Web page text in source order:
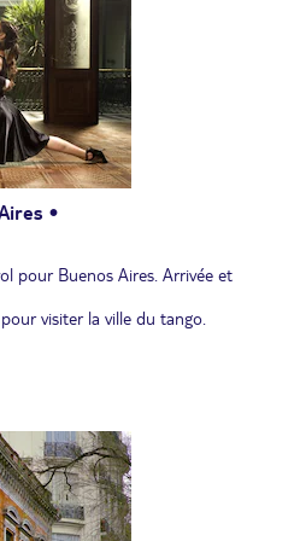
•
pour Buenos Aires. Arrivée et
visiter la ville du tango.
typique argentin en profitant